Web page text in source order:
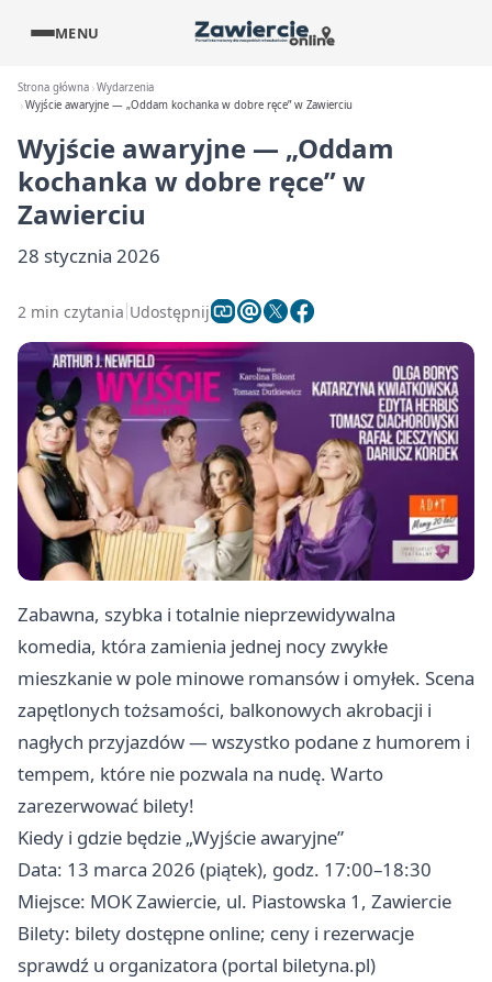
MENU
Strona główna Wydarzenia
Wyjście awaryjne — „Oddam kochanka w dobre ręce” w Zawierciu
Wyjście awaryjne — „Oddam
kochanka w dobre ręce” w
Zawierciu
28 stycznia 2026
2 min czytania Udostępnij
Zabawna, szybka i totalnie nieprzewidywalna
komedia, która zamienia jednej nocy zwykłe
mieszkanie w pole minowe romansów i omyłek. Scena
zapętlonych tożsamości, balkonowych akrobacji i
nagłych przyjazdów — wszystko podane z humorem i
tempem, które nie pozwala na nudę. Warto
zarezerwować bilety!
Kiedy i gdzie będzie „Wyjście awaryjne”
Data: 13 marca 2026 (piątek), godz. 17:00–18:30
Miejsce: MOK Zawiercie, ul. Piastowska 1, Zawiercie
Bilety: bilety dostępne online; ceny i rezerwacje
sprawdź u organizatora (portal biletyna.pl)